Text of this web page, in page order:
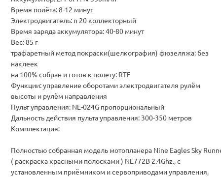
Время полёта: 8-12 минут
Электродвигатель: n 20 коллекторный
Время заряда аккумулятора: 40-80 минут
Вес: 85 г
трафаретный метод покраски(шелкография) фюзеляжа: без
наклеек
на 100% собран и готов к полету: RTF
Функции: управление оборотами электродвигателя рулём
высоты и рулём направления
Пульт управления: NE-024G пропорциональный
Дальность действия пульта управления: 300-350 метров
Комплектация:
Полностью собранная модель мотопланера Nine Eagles Sky
( раскраска красными полосками ) NE772B 2.4Ghz., с
установленным приёмником и сервоприводами управления,